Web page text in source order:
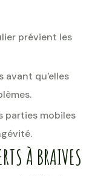
prévient les
avant qu'elles
parties mobiles
À BRAIVES